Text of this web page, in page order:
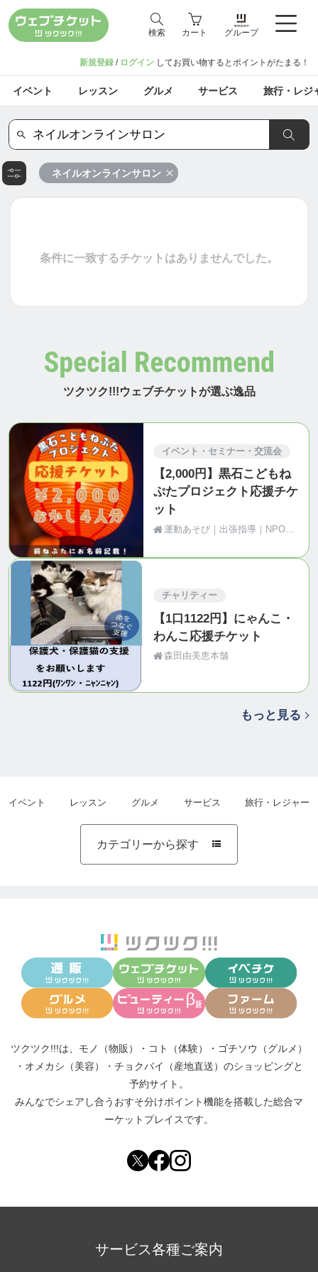
検索 カート グループ
新規登録 / ログイン してお買い物するとポイントがたまる！
イベント レッスン グルメ サービス 旅行・レジ
ネイルオンラインサロン
条件に一致するチケットはありませんでした。
ツクツク!!!ウェブチケットが選ぶ逸品
イベント・セミナー・交流会
【2,000円】黒石こどもね
ぷたプロジェクト応援チケ
ット
運動あそび｜出張指導｜NPO法人Motion（青森県黒石市）
チャリティー
【1口1122円】にゃんこ・
わんこ応援チケット
森田由美恵本舗
もっと見る
イベント レッスン グルメ サービス 旅行・レジャー
カテゴリーから探す 
ツクツク!!!は、 モノ（物販） ・ コト（体験） ・ ゴチソウ（グルメ）
・ オメカシ（美容） ・ チョクバイ（産地直送） のショッピングと
予約サイト。
みんなでシェアし合う おすそ分けポイント機能を搭載した総合マ
ーケットプレイスです。
サービス各種ご案内